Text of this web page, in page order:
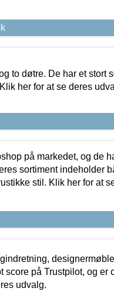
to døtre. De har et stort
her for at se deres
på markedet, og de
sortiment indeholder
stil. Klik her for at
score på Trustpilot, og er
udvalg.